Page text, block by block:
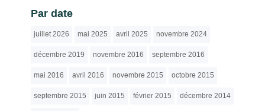
Par date
juillet 2026 mai 2025 avril 2025 novembre 2024
décembre 2019 novembre 2016 septembre 2016
mai 2016 avril 2016 novembre 2015 octobre 2015
septembre 2015 juin 2015 février 2015 décembre 2014